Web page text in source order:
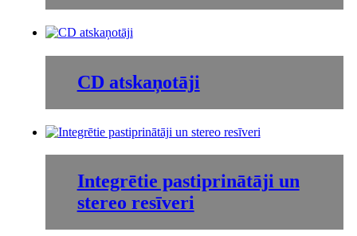
CD atskaņotāji
Integrētie pastiprinātāji un
stereo resīveri